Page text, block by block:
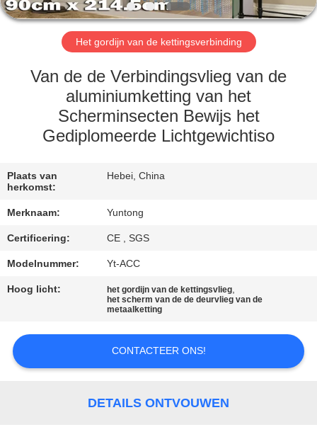
FABRIEKSREIS
KWALITEITSCONTROLE
CONTACTEER
ONS
NIEUWS
OM EEN
CITAAT
PRIVACYBELEID
Het gordijn van de kettingsverbinding
Van de de Verbindingsvlieg van de
aluminiumketting van het
Scherminsecten Bewijs het
Gediplomeerde Lichtgewichtiso
Plaats van
herkomst:
Hebei, China
Merknaam: Yuntong
Certificering: CE , SGS
Modelnummer: Yt-ACC
Hoog licht: het gordijn van de kettingsvlieg,
het scherm van de de deurvlieg van de
metaalketting
CONTACTEER ONS!
DETAILS ONTVOUWEN